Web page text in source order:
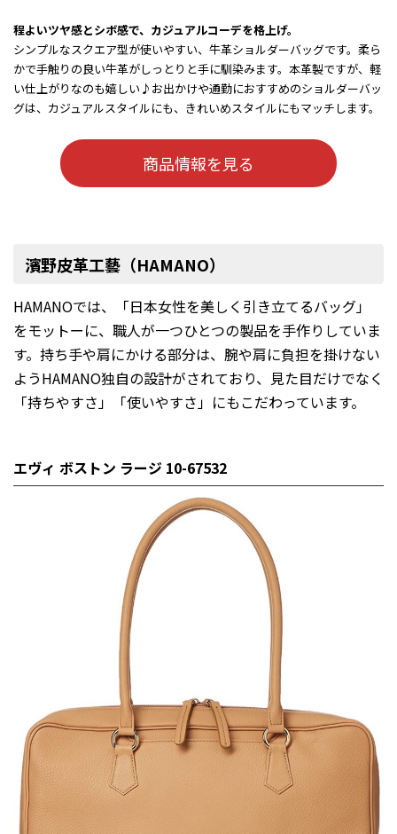
程よいツヤ感とシボ感で、カジュアルコーデを格上げ。
シンプルなスクエア型が使いやすい、牛革ショルダーバッグです。柔ら
かで手触りの良い牛革がしっとりと手に馴染みます。本革製ですが、軽
い仕上がりなのも嬉しい♪お出かけや通勤におすすめのショルダーバッ
グは、カジュアルスタイルにも、きれいめスタイルにもマッチします。
商品情報を見る
濱野皮革工藝（HAMANO）
HAMANOでは、「日本女性を美しく引き立てるバッグ」
をモットーに、職人が一つひとつの製品を手作りしていま
す。持ち手や肩にかける部分は、腕や肩に負担を掛けない
ようHAMANO独自の設計がされており、見た目だけでなく
「持ちやすさ」「使いやすさ」にもこだわっています。
エヴィ ボストン ラージ 10-67532